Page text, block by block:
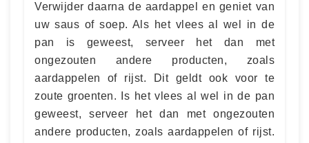
Verwijder daarna de aardappel en geniet van
uw saus of soep. Als het vlees al wel in de
pan is geweest, serveer het dan met
ongezouten andere producten, zoals
aardappelen of rijst. Dit geldt ook voor te
zoute groenten. Is het vlees al wel in de pan
geweest, serveer het dan met ongezouten
andere producten, zoals aardappelen of rijst.